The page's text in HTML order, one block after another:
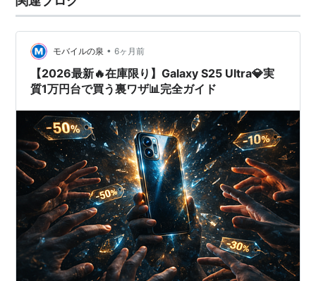
モバイルの泉 • 6ヶ月前
【2026最新🔥在庫限り】Galaxy S25 Ultra💎実
質1万円台で買う裏ワザ📊完全ガイド